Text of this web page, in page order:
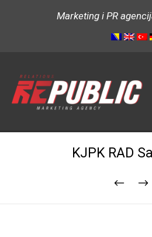
Marketing i PR
KJPK RAD